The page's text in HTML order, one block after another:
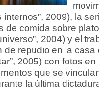
internos”, 2009), la
de comida sobre
2004) y el
de repudio en la casa
2005) con fotos
que se
la última